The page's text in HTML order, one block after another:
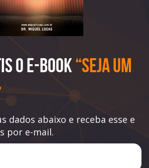
o e-book“Seja Um
dados abaixo e receba esse e
por e-mail.